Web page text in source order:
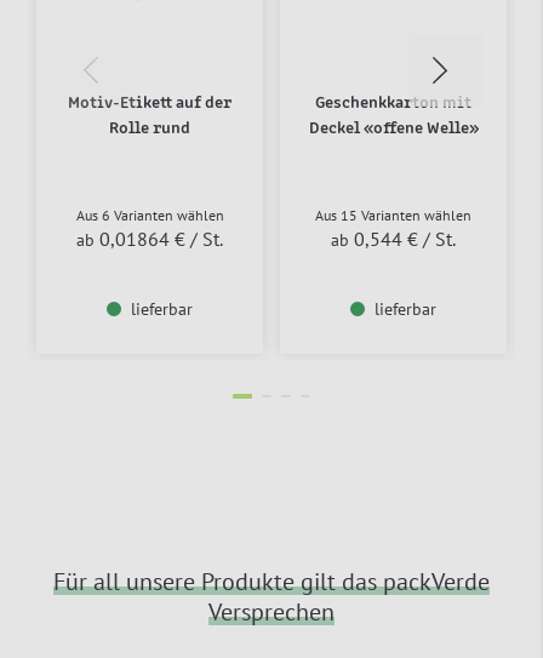
Motiv-Etikett auf der
Rolle rund
Aus 6 Varianten wählen
ab 0,01864 € / St.
lieferbar
Geschenkkarton mit
Deckel «offene Welle»
Aus 15 Varianten wählen
ab 0,544 € / St.
lieferbar
Für all unsere Produkte gilt das packVerde
Versprechen